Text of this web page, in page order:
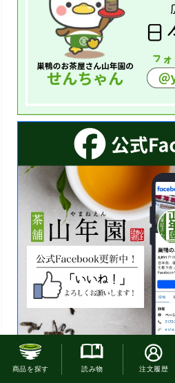
お電話でのご注文はこ
商品を探す 読み物 注文履歴